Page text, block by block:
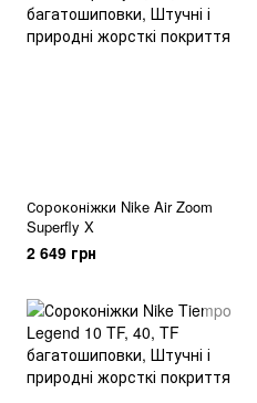
Сороконіжки Nike Air Zoom
Superfly X
2 649 грн